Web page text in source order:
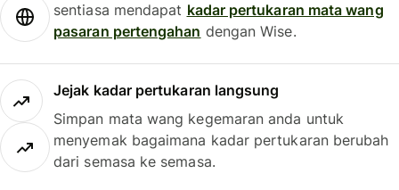
sentiasa mendapat kadar pertukaran mata wang
pasaran pertengahan dengan Wise.
Jejak kadar pertukaran langsung
Simpan mata wang kegemaran anda untuk
menyemak bagaimana kadar pertukaran berubah
dari semasa ke semasa.